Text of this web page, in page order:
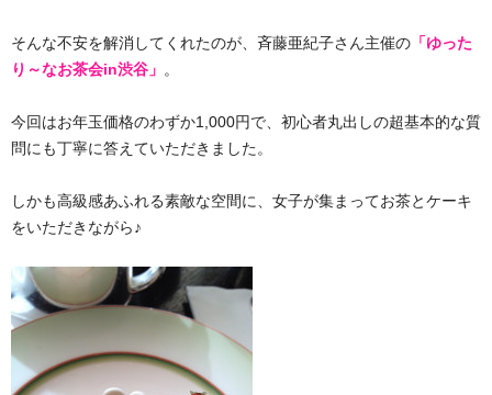
そんな不安を解消してくれたのが、斉藤亜紀子さん主催の 「ゆった
り～なお茶会in渋谷」 。
今回はお年玉価格のわずか1,000円で、初心者丸出しの超基本的な質
問にも丁寧に答えていただきました。
しかも高級感あふれる素敵な空間に、女子が集まってお茶とケーキ
をいただきながら♪